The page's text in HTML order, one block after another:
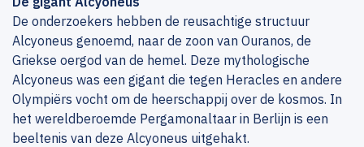
De onderzoekers hebben de reusachtige structuur
Alcyoneus genoemd, naar de zoon van Ouranos, de
Griekse oergod van de hemel. Deze mythologische
Alcyoneus was een gigant die tegen Heracles en andere
Olympiërs vocht om de heerschappij over de kosmos. In
het wereldberoemde Pergamonaltaar in Berlijn is een
beeltenis van deze Alcyoneus uitgehakt.